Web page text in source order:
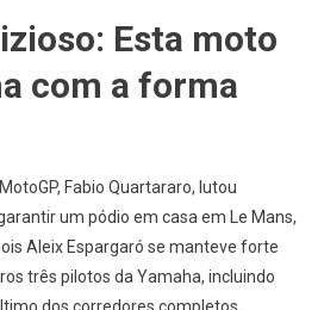
Esta moto
com a forma
Fabio Quartararo, lutou
um pódio em casa em Le Mans,
Aleix Espargaró se manteve forte
três pilotos da Yamaha, incluindo